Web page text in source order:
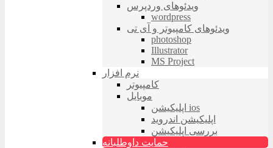
ویدئوهای وردپرس
wordpress
ویدئوهای کامپیوتر و آی تی
photoshop
Illustrator
MS Project
نرم افزار
کامپیوتر
موبایل
اپلیکیشن ios
اپلیکیشن اندروید
بررسی اپلیکیشن
حمایت داوطلبانه